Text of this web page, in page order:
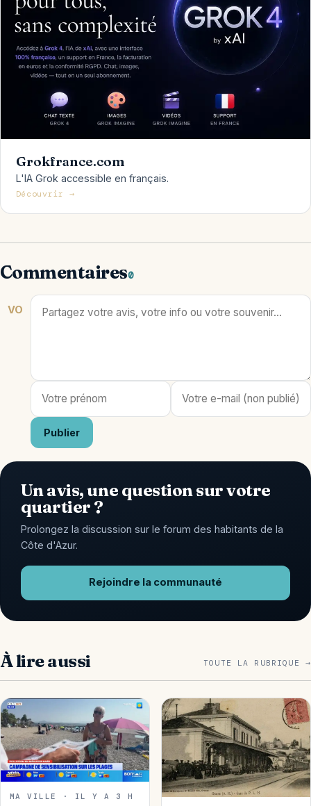
Grokfrance.com
L'IA Grok accessible en français.
Découvrir →
Commentaires0
VO
Publier
Un avis, une question sur votre
quartier ?
Prolongez la discussion sur le forum des habitants de la
Côte d'Azur.
Rejoindre la communauté
À lire aussi TOUTE LA RUBRIQUE →
MA VILLE · IL Y A 3 H